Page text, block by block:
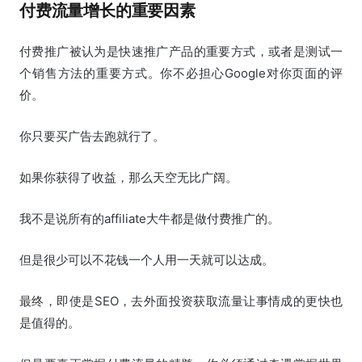
付费流量增长的重要因素
付费推广被认为是快速推广产品的重要方式，或者是测试一
个销售方法的重要方式。你不必担心Google对你页面的评
价。
你只要买广告去跑就行了。
如果你获得了收益，那么天空无比广阔。
我不是说所有的affiliate大牛都是做付费推广的。
但是很少可以不花钱一个人用一天就可以达成。
最终，即使是SEO，去外面投资获取流量让事情成的更快也
是值得的。